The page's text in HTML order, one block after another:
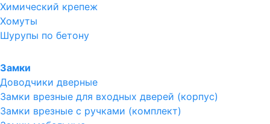
Химический крепеж
Хомуты
Шурупы по бетону
Замки
Доводчики дверные
Замки врезные для входных дверей (корпус)
Замки врезные с ручками (комплект)